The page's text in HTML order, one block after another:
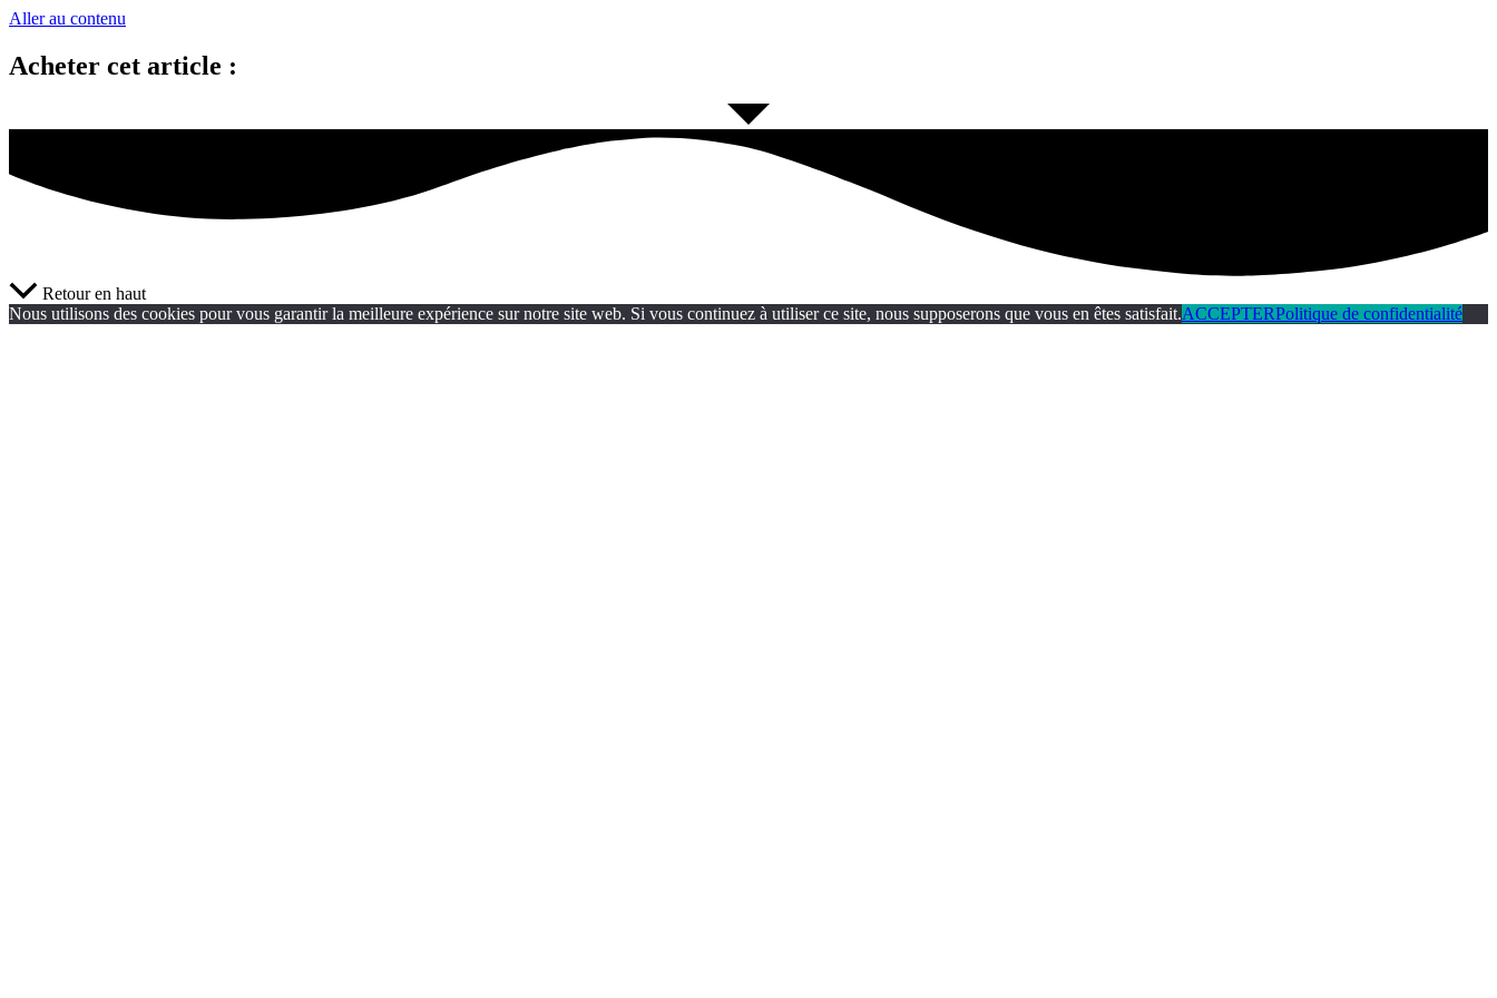
Aller au contenu
Acheter cet article :
Retour en haut
Nous utilisons des cookies pour vous garantir la meilleure expérience sur notre site web. Si vous continuez à utiliser ce site, nous supposerons que vous en êtes satisfait.ACCEPTERPolitique de confidentialité